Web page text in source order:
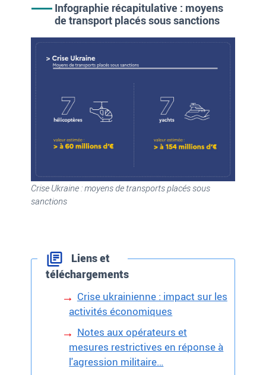
Infographie récapitulative : moyens
de transport placés sous sanctions
Crise Ukraine : moyens de transports placés sous
sanctions
Liens et
téléchargements
Crise ukrainienne : impact sur les
activités économiques
Notes aux opérateurs et
mesures restrictives en réponse à
l'agression militaire…